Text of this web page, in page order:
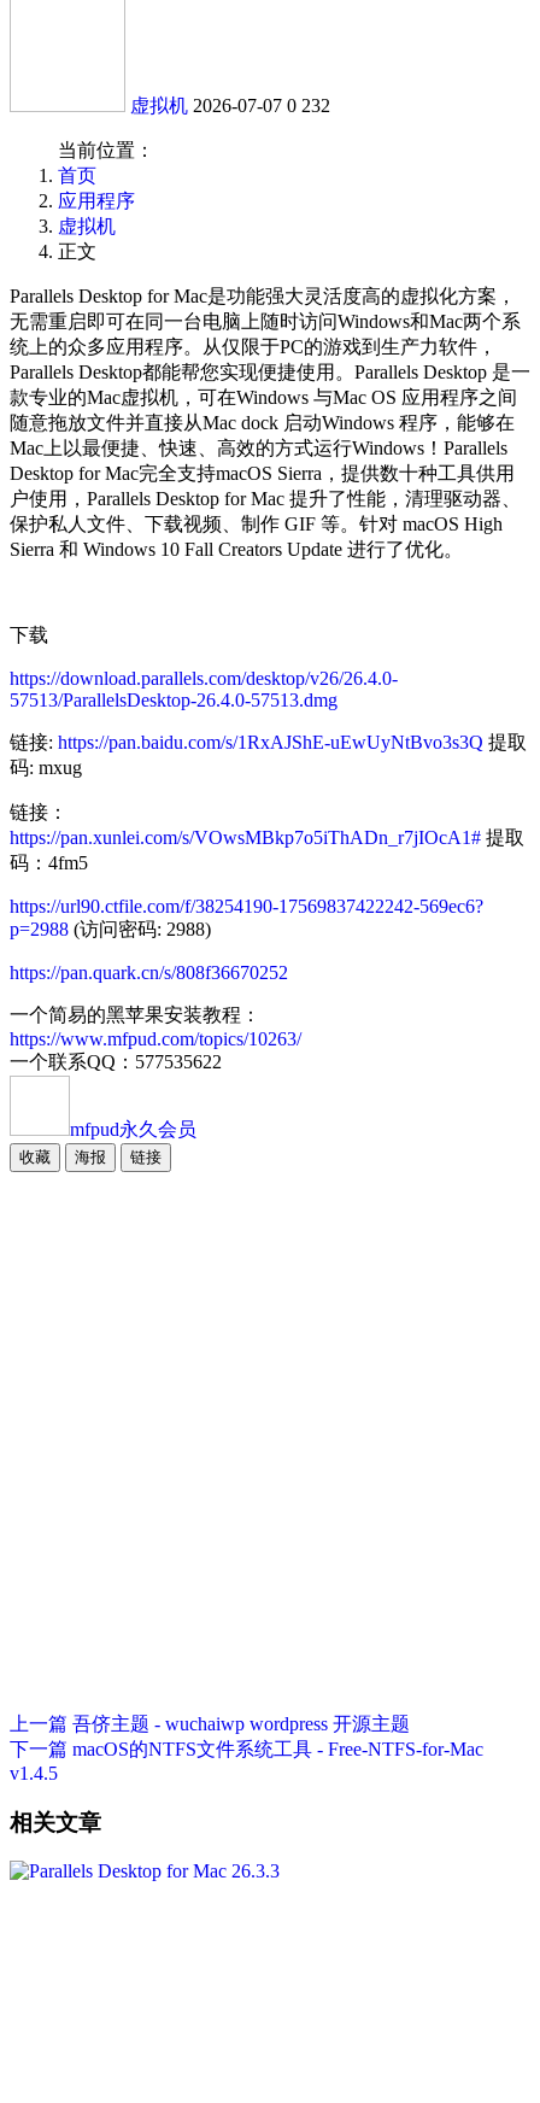
虚拟机 2026-07-07 0 232
当前位置：
首页
应用程序
虚拟机
正文
Parallels Desktop for Mac是功能强大灵活度高的虚拟化方案，
无需重启即可在同一台电脑上随时访问Windows和Mac两个系
统上的众多应用程序。从仅限于PC的游戏到生产力软件，
Parallels Desktop都能帮您实现便捷使用。Parallels Desktop 是一
款专业的Mac虚拟机，可在Windows 与Mac OS 应用程序之间
随意拖放文件并直接从Mac dock 启动Windows 程序，能够在
Mac上以最便捷、快速、高效的方式运行Windows！Parallels
Desktop for Mac完全支持macOS Sierra，提供数十种工具供用
户使用，Parallels Desktop for Mac 提升了性能，清理驱动器、
保护私人文件、下载视频、制作 GIF 等。针对 macOS High
Sierra 和 Windows 10 Fall Creators Update 进行了优化。
下载
https://download.parallels.com/desktop/v26/26.4.0-
57513/ParallelsDesktop-26.4.0-57513.dmg
链接: https://pan.baidu.com/s/1RxAJShE-uEwUyNtBvo3s3Q 提取
码: mxug
链接：
https://pan.xunlei.com/s/VOwsMBkp7o5iThADn_r7jIOcA1# 提取
码：4fm5
https://url90.ctfile.com/f/38254190-17569837422242-569ec6?
p=2988 (访问密码: 2988)
https://pan.quark.cn/s/808f36670252
一个简易的黑苹果安装教程：
https://www.mfpud.com/topics/10263/
一个联系QQ：577535622
mfpud永久会员
收藏 海报 链接
上一篇 吾侪主题 - wuchaiwp wordpress 开源主题
下一篇 macOS的NTFS文件系统工具 - Free-NTFS-for-Mac
v1.4.5
相关文章